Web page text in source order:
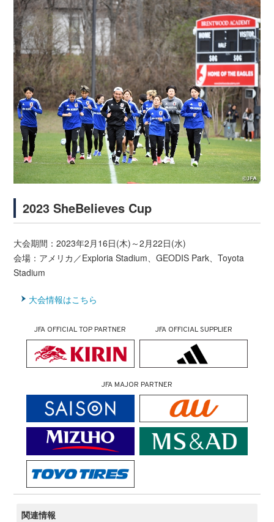
2023 SheBelieves Cup
大会期間：2023年2月16日(木)～2月22日(水)
会場：アメリカ／Exploria Stadium、GEODIS Park、Toyota
Stadium
大会情報はこちら
JFA OFFICIAL TOP PARTNER JFA OFFICIAL SUPPLIER
JFA MAJOR PARTNER
関連情報